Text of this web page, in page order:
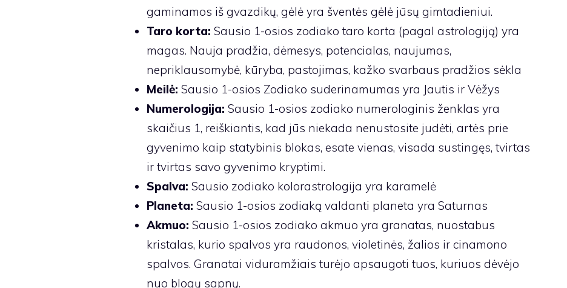
gaminamos iš gvazdikų, gėlė yra šventės gėlė jūsų gimtadieniui.
Taro korta: Sausio 1-osios zodiako taro korta (pagal astrologiją) yra
magas. Nauja pradžia, dėmesys, potencialas, naujumas,
nepriklausomybė, kūryba, pastojimas, kažko svarbaus pradžios sėkla
Meilė: Sausio 1-osios Zodiako suderinamumas yra Jautis ir Vėžys
Numerologija: Sausio 1-osios zodiako numerologinis ženklas yra
skaičius 1, reiškiantis, kad jūs niekada nenustosite judėti, artės prie
gyvenimo kaip statybinis blokas, esate vienas, visada sustingęs, tvirtas
ir tvirtas savo gyvenimo kryptimi.
Spalva: Sausio zodiako kolorastrologija yra karamelė
Planeta: Sausio 1-osios zodiaką valdanti planeta yra Saturnas
Akmuo: Sausio 1-osios zodiako akmuo yra granatas, nuostabus
kristalas, kurio spalvos yra raudonos, violetinės, žalios ir cinamono
spalvos. Granatai viduramžiais turėjo apsaugoti tuos, kuriuos dėvėjo
nuo blogų sapnų.